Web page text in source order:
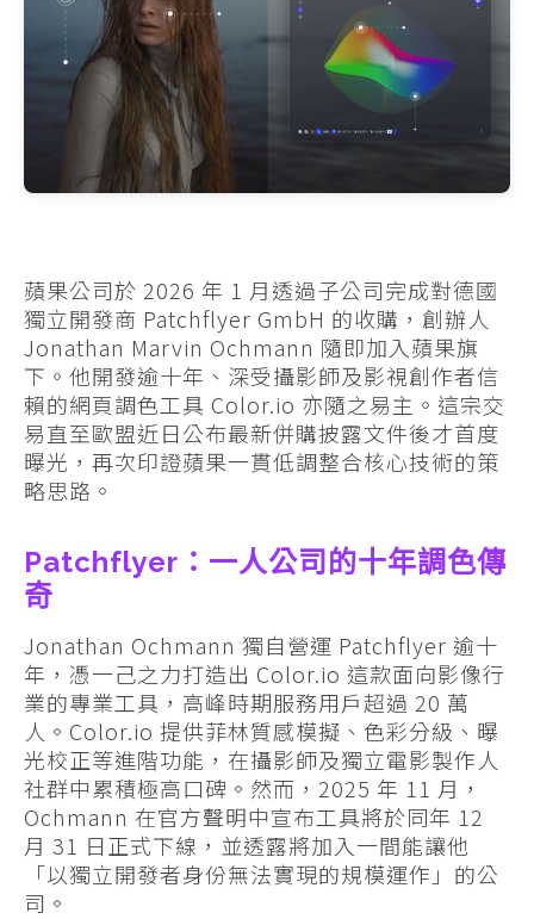
蘋果公司於 2026 年 1 月透過子公司完成對德國
獨立開發商 Patchflyer GmbH 的收購，創辦人
Jonathan Marvin Ochmann 隨即加入蘋果旗
下。他開發逾十年、深受攝影師及影視創作者信
賴的網頁調色工具 Color.io 亦隨之易主。這宗交
易直至歐盟近日公布最新併購披露文件後才首度
曝光，再次印證蘋果一貫低調整合核心技術的策
略思路。
Patchflyer：一人公司的十年調色傳
奇
Jonathan Ochmann 獨自營運 Patchflyer 逾十
年，憑一己之力打造出 Color.io 這款面向影像行
業的專業工具，高峰時期服務用戶超過 20 萬
人。Color.io 提供菲林質感模擬、色彩分級、曝
光校正等進階功能，在攝影師及獨立電影製作人
社群中累積極高口碑。然而，2025 年 11 月，
Ochmann 在官方聲明中宣布工具將於同年 12
月 31 日正式下線，並透露將加入一間能讓他
「以獨立開發者身份無法實現的規模運作」的公
司。